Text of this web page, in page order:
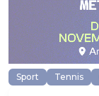
Sport Tennis